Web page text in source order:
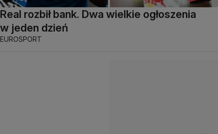
Real rozbił bank. Dwa wielkie ogłoszenia
w jeden dzień
EUROSPORT